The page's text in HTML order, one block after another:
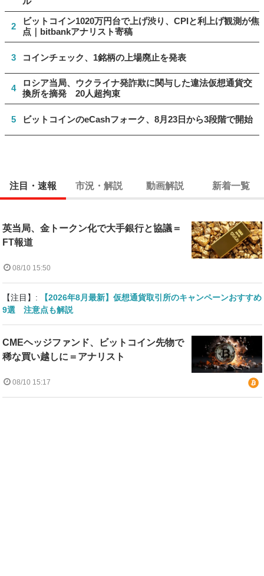
2
ビットコイン1020万円台で上げ渋り、CPIと利上げ観測が焦
点｜bitbankアナリスト寄稿
3 コインチェック、1銘柄の上場廃止を発表
4
ロシア当局、ウクライナ発詐欺に関与した違法仮想通貨交
換所を摘発 20人超拘束
5 ビットコインのeCashフォーク、8月23日から3段階で開始
注目・速報 市況・解説 動画解説 新着一覧
英当局、金トークン化で大手銀行と協議＝
FT報道
08/10 15:50
【注目】:
【2026年8月最新】仮想通貨取引所のキャンペーンおすすめ
9選 注意点も解説
CMEヘッジファンド、ビットコイン先物で
稀な買い越しに＝アナリスト
08/10 15:17